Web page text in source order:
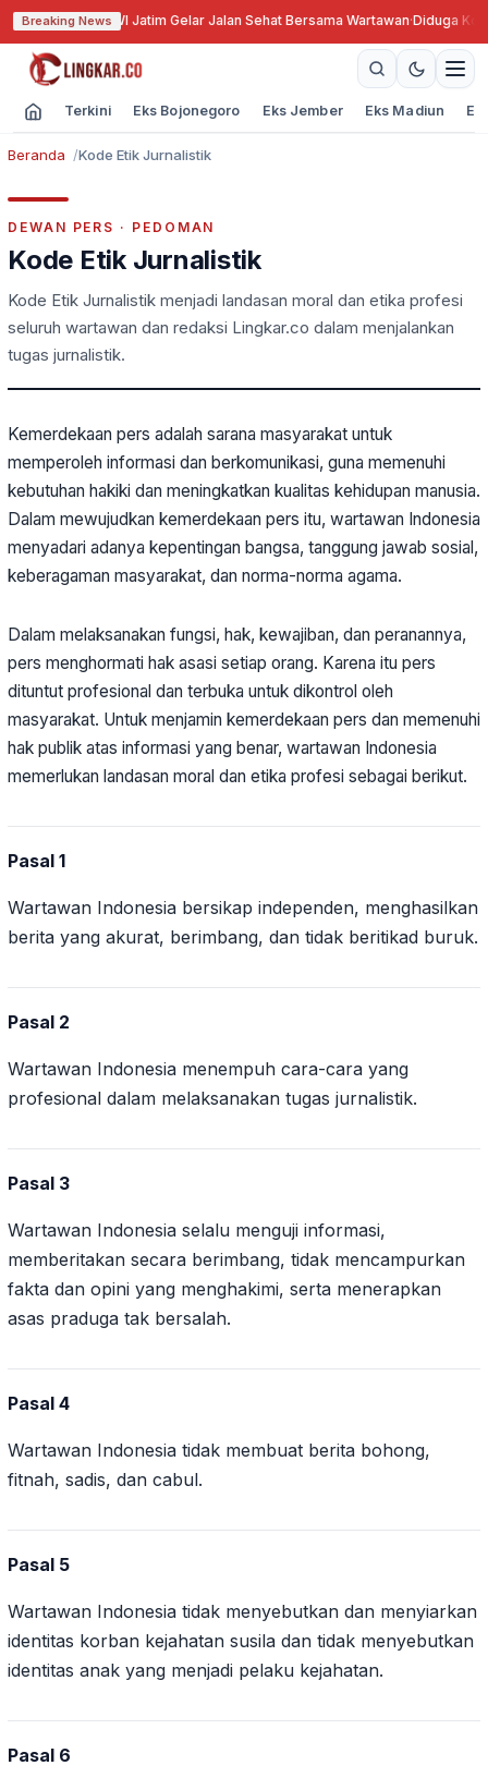
Breaking News
PWI ke-79, PWI Jatim Gelar Jalan Sehat Bersama Wartawan·Diduga
Terkini Eks Bojonegoro Eks Jember Eks Madiun
Beranda Kode Etik Jurnalistik
DEWAN PERS · PEDOMAN
Kode Etik Jurnalistik
Kode Etik Jurnalistik menjadi landasan moral dan etika profesi
seluruh wartawan dan redaksi Lingkar.co dalam menjalankan
tugas jurnalistik.
Kemerdekaan pers adalah sarana masyarakat untuk
memperoleh informasi dan berkomunikasi, guna memenuhi
kebutuhan hakiki dan meningkatkan kualitas kehidupan manusia.
Dalam mewujudkan kemerdekaan pers itu, wartawan Indonesia
menyadari adanya kepentingan bangsa, tanggung jawab sosial,
keberagaman masyarakat, dan norma-norma agama.
Dalam melaksanakan fungsi, hak, kewajiban, dan peranannya,
pers menghormati hak asasi setiap orang. Karena itu pers
dituntut profesional dan terbuka untuk dikontrol oleh
masyarakat. Untuk menjamin kemerdekaan pers dan memenuhi
hak publik atas informasi yang benar, wartawan Indonesia
memerlukan landasan moral dan etika profesi sebagai berikut.
Pasal 1
Wartawan Indonesia bersikap independen, menghasilkan
berita yang akurat, berimbang, dan tidak beritikad buruk.
Pasal 2
Wartawan Indonesia menempuh cara-cara yang
profesional dalam melaksanakan tugas jurnalistik.
Pasal 3
Wartawan Indonesia selalu menguji informasi,
memberitakan secara berimbang, tidak mencampurkan
fakta dan opini yang menghakimi, serta menerapkan
asas praduga tak bersalah.
Pasal 4
Wartawan Indonesia tidak membuat berita bohong,
fitnah, sadis, dan cabul.
Pasal 5
Wartawan Indonesia tidak menyebutkan dan menyiarkan
identitas korban kejahatan susila dan tidak menyebutkan
identitas anak yang menjadi pelaku kejahatan.
Pasal 6